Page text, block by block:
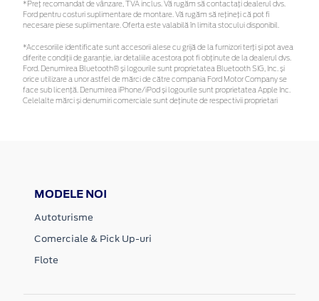
*Preţ recomandat de vânzare, TVA inclus. Vă rugăm să contactaţi dealerul dvs.
Ford pentru costuri suplimentare de montare. Vă rugăm să rețineți că pot fi
necesare piese suplimentare. Oferta este valabilă în limita stocului disponibil.
*Accesoriile identificate sunt accesorii alese cu grijă de la furnizori terți și pot avea
diferite condiții de garanție, iar detaliile acestora pot fi obținute de la dealerul dvs.
Ford. Denumirea Bluetooth® și logourile sunt proprietatea Bluetooth SIG, Inc. și
orice utilizare a unor astfel de mărci de către compania Ford Motor Company se
face sub licență. Denumirea iPhone/iPod și logourile sunt proprietatea Apple Inc.
Celelalte mărci și denumiri comerciale sunt deținute de respectivii proprietari
MODELE NOI
Autoturisme
Comerciale & Pick Up-uri
Flote